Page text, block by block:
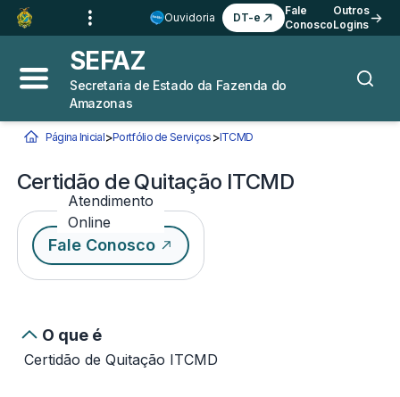
Ir para o
Conteúdo
Ir para a
Navegação 3
Ir para o
Rodapé 4
Ouvidoria DT-e
Fale
Conosco
Outros
Logins
Abrir menu principal
SEFAZ
Secretaria de Estado da Fazenda do
Amazonas
Você está aqui:
Página Inicial>Portfólio de Serviços >ITCMDCertidão de Quitação ITCMD
Certidão de Quitação ITCMD
Atendimento
Online
Fale Conosco
O que é
Certidão de Quitação ITCMD